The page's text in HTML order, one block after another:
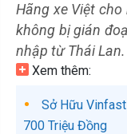
Hãng xe Việt cho
không bị gián
nhập từ Thái Lan.
Xem thêm:
Sở Hữu
700 Triệu Đồng